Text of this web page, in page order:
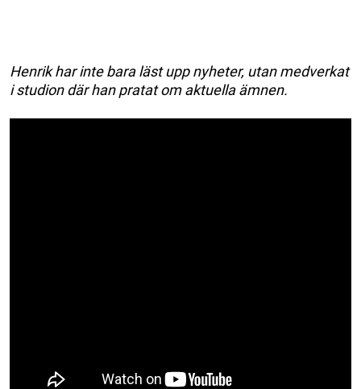
Henrik har inte bara läst upp nyheter, utan medverkat
i studion där han pratat om aktuella ämnen.